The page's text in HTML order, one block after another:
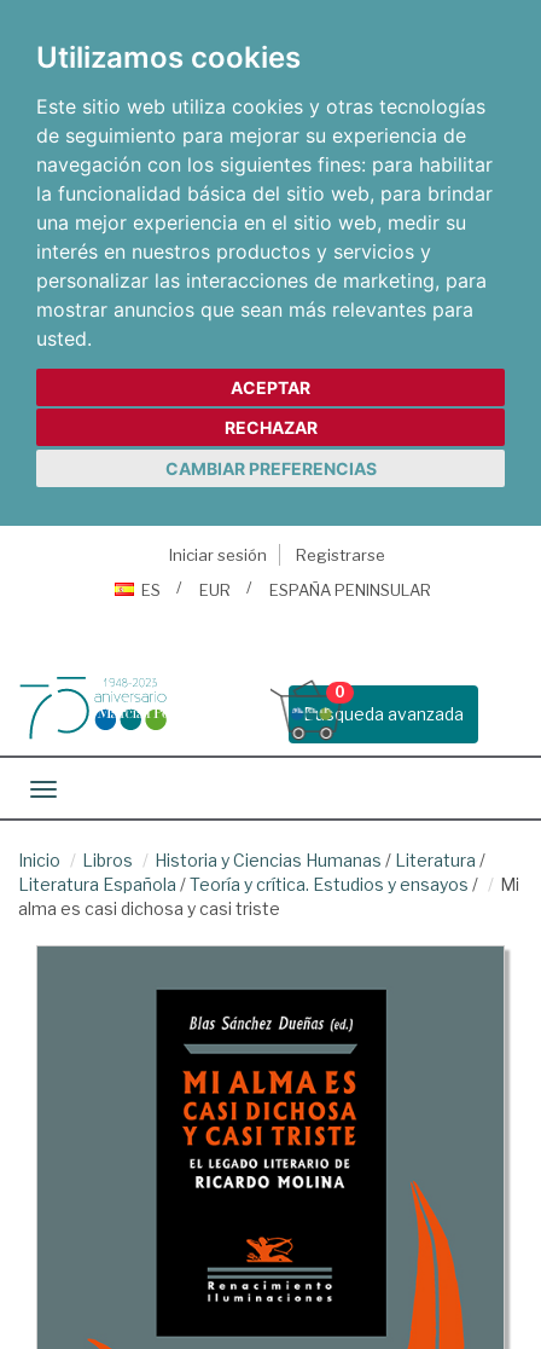
Utilizamos cookies
Este sitio web utiliza cookies y otras tecnologías
de seguimiento para mejorar su experiencia de
navegación con los siguientes fines: para habilitar
la funcionalidad básica del sitio web, para brindar
una mejor experiencia en el sitio web, medir su
interés en nuestros productos y servicios y
personalizar las interacciones de marketing, para
mostrar anuncios que sean más relevantes para
usted.
ACEPTAR
RECHAZAR
CAMBIAR PREFERENCIAS
Iniciar sesión
Registrarse
ES
EUR ESPAÑA PENINSULAR
Busqueda avanzada
0
Toggle navigation
Inicio Libros Historia y Ciencias Humanas / Literatura /
Literatura Española /Teoría y crítica. Estudios y ensayos /
Mi
alma es casi dichosa y casi triste